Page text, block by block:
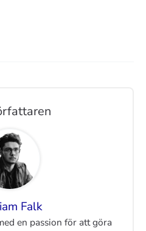
Falk
en passion för att göra